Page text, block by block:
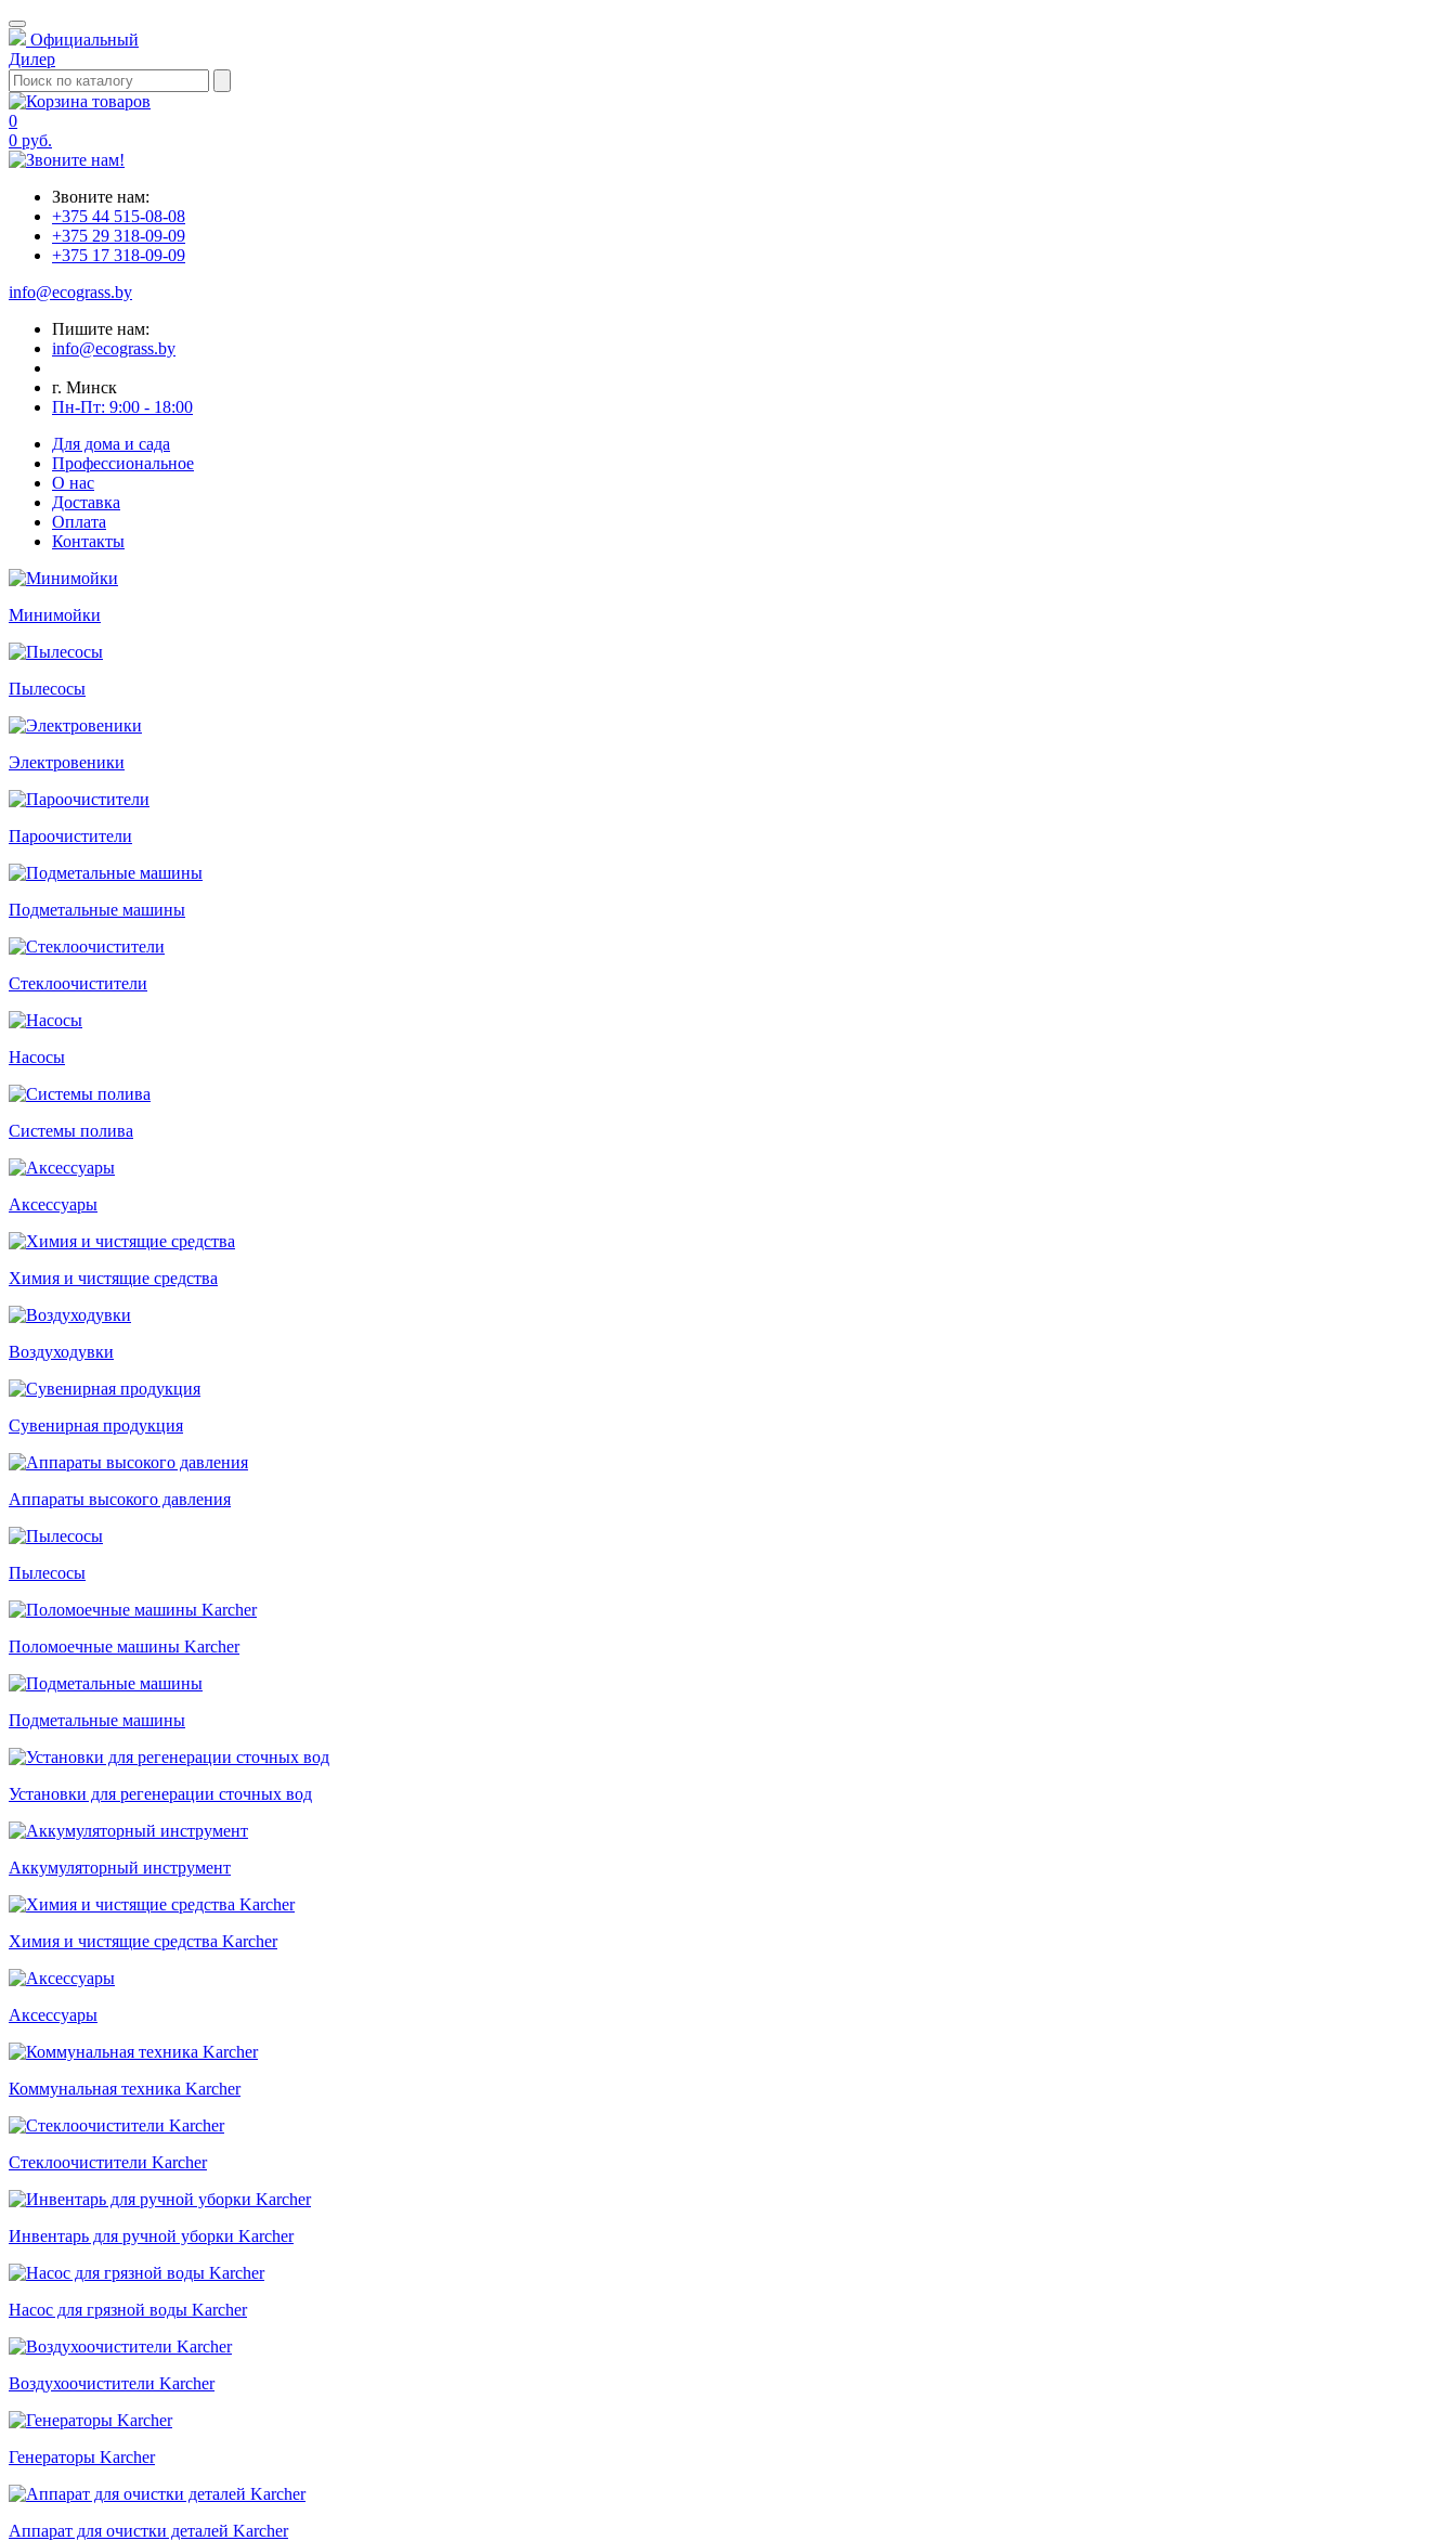
Официальный
Дилер
0
0 руб.
Звоните нам:
+375 44 515-08-08
+375 29 318-09-09
+375 17 318-09-09
info@ecograss.by
Пишите нам:
info@ecograss.by
г. Минск
Пн-Пт: 9:00 - 18:00
Для дома и сада
Профессиональное
О нас
Доставка
Оплата
Контакты
Минимойки
Пылесосы
Электровеники
Пароочистители
Подметальные машины
Стеклоочистители
Насосы
Системы полива
Аксессуары
Химия и чистящие средства
Воздуходувки
Сувенирная продукция
Аппараты высокого давления
Пылесосы
Поломоечные машины Karcher
Подметальные машины
Установки для регенерации сточных вод
Аккумуляторный инструмент
Химия и чистящие средства Karcher
Аксессуары
Коммунальная техника Karcher
Стеклоочистители Karcher
Инвентарь для ручной уборки Karcher
Насос для грязной воды Karcher
Воздухоочистители Karcher
Генераторы Karcher
Аппарат для очистки деталей Karcher